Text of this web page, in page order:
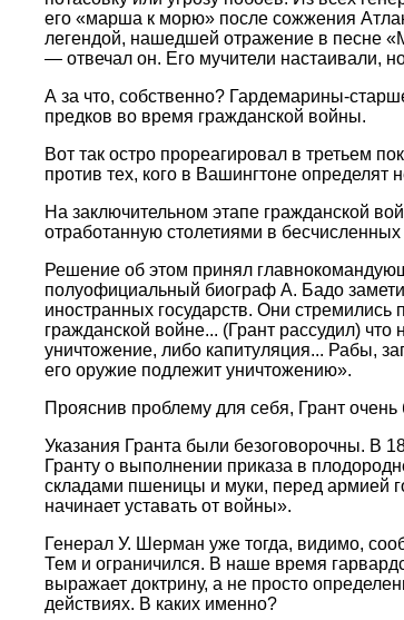
его «марша к морю» после сожжения
легендой, нашедшей отражение в песне
— отвечал он. Его мучители настаивали,
А за что, собственно? Гардемарины-
предков во время гражданской войны.
Вот так остро прореагировал в третьем
против тех, кого в Вашингтоне определят
На заключительном этапе гражданской
отработанную столетиями в
Решение об этом принял
полуофициальный биограф А. Бадо
иностранных государств. Они стремились
гражданской войне... (Грант рассудил)
уничтожение, либо капитуляция... Рабы,
его оружие подлежит уничтожению».
Прояснив проблему для себя, Грант
Указания Гранта были безоговорочны. В
Гранту о выполнении приказа в
складами пшеницы и муки, перед армией
начинает уставать от войны».
Генерал У. Шерман уже тогда, видимо,
Тем и ограничился. В наше время
выражает доктрину, а не просто
действиях. В каких именно?